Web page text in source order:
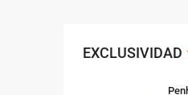
EXCLUSIVIDAD